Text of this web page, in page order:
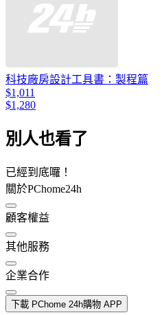
科技廠房設計工具書：製程篇
$1,011
$1,280
別人也看了
已經到底囉！
關於PChome24h
顧客權益
其他服務
企業合作
下載 PChome 24h購物 APP